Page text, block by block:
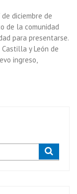
diciembre de
de la comunidad
para presentarse.
y León de
ingreso,